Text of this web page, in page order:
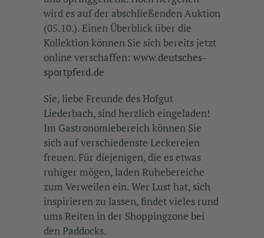
wird es auf der abschließenden Auktion
(05.10.). Einen Überblick über die
Kollektion können Sie sich bereits jetzt
online verschaffen: www.deutsches-
sportpferd.de
Sie, liebe Freunde des Hofgut
Liederbach, sind herzlich eingeladen!
Im Gastronomiebereich können Sie
sich auf verschiedenste Leckereien
freuen. Für diejenigen, die es etwas
ruhiger mögen, laden Ruhebereiche
zum Verweilen ein. Wer Lust hat, sich
inspirieren zu lassen, findet vieles rund
ums Reiten in der Shoppingzone bei
den Paddocks.